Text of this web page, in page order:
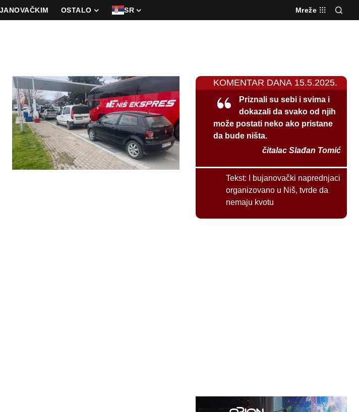
OSTALO SR Mreže
KOMENTAR DANA 15.5.2025.
Priznali su sebi i svima i
dokazali da svako od njih
može postati neko ako pristane
da bude ništa.
čitalac Slađan Tomić
Tekst:
I bujanovački naprednjaci
organizovano u Niš, tvrde da
nemaju kvotu